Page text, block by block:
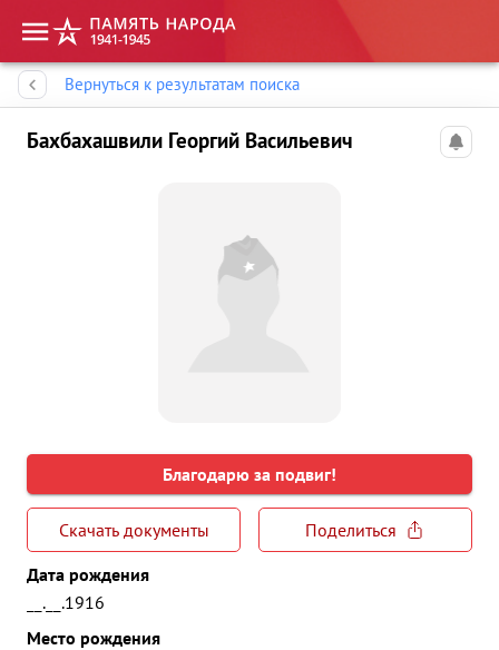
Вернуться к результатам поиска
Бахбахашвили Георгий Васильевич
Благодарю за подвиг!
Скачать документы
Поделиться
Дата рождения
__.__.1916
Место рождения
Память народа